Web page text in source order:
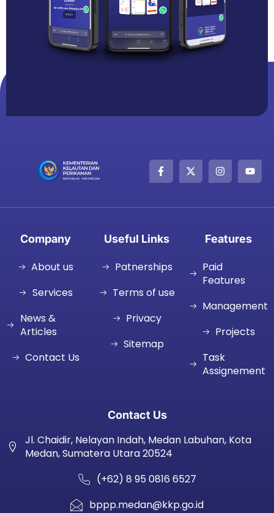
Company
About us
Services
News &
Articles
Contact Us
Useful Links
Patnerships
Terms of use
Privacy
Sitemap
Features
Paid
Features
Management
Projects
Task
Assignement
Contact Us
Jl. Chaidir, Nelayan Indah, Medan Labuhan, Kota
Medan, Sumatera Utara 20524
(+62) 8 95 0816 6527
bppp.medan@kkp.go.id